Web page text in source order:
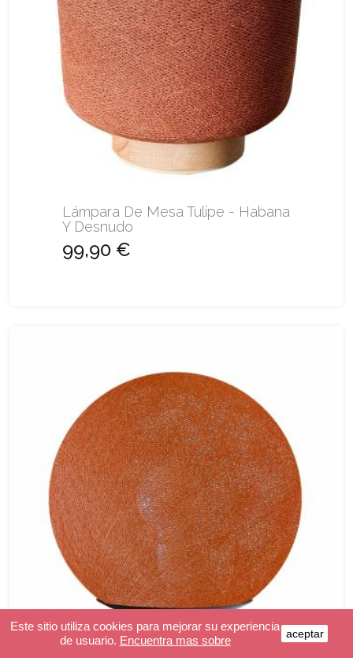
Lámpara De Mesa Tulipe - Habana
Y Desnudo
99,90 €
Este sitio utiliza cookies para mejorar su experiencia
de usuario. Encuentra mas sobre aceptar